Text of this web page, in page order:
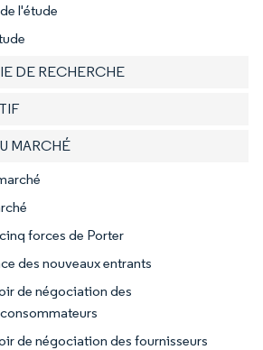
l'étude
DE RECHERCHE
MARCHÉ
forces de Porter
des nouveaux entrants
de négociation des
de négociation des fournisseurs